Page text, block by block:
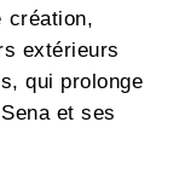
création,
extérieurs
qui prolonge
et ses